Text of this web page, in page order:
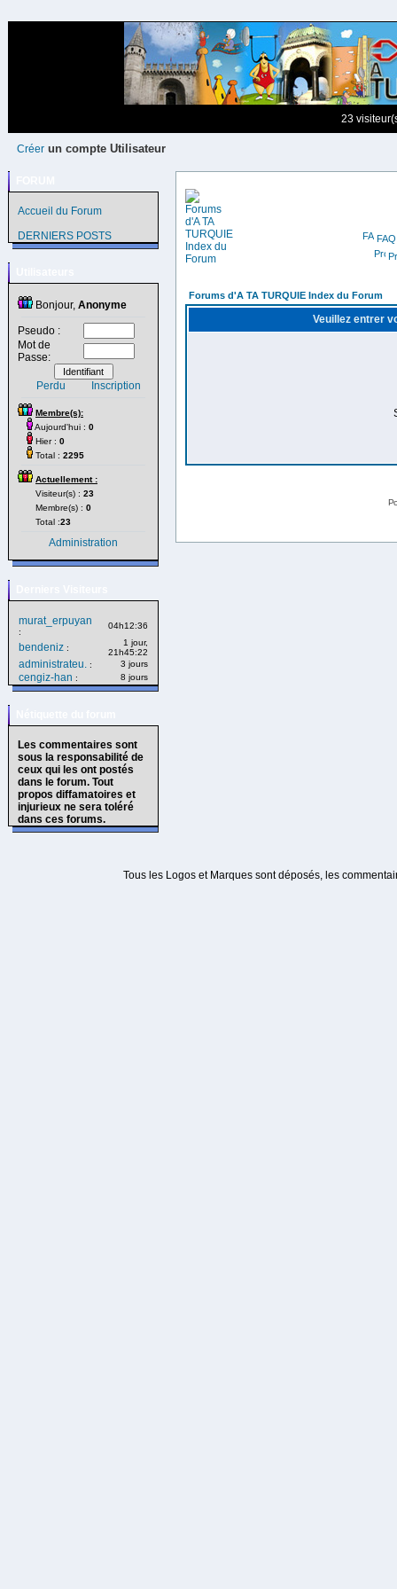
23
Créer un compte Utilisateur
Accueil du Forum
DERNIERS POSTS
Bonjour, Anonyme
Pseudo :
Mot de
Passe:
Perdu Inscription
Membre(s):
Aujourd'hui : 0
Hier : 0
Total : 2295
Actuellement :
Visiteur(s) : 23
Membre(s) : 0
Total :23
Administration
murat_erpuyan
:
04h12:36
bendeniz :
1 jour,
21h45:22
administrateu. : 3 jours
cengiz-han : 8 jours
Les commentaires sont
sous la responsabilité de
ceux qui les ont postés
dans le forum. Tout
propos diffamatoires et
injurieux ne sera toléré
dans ces forums.
FAQ
Forums d'A TA TURQUIE Index du Forum
Veuillez entrer
Tous les Logos et Marques sont déposés, les